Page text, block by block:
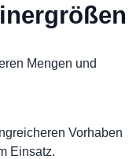
Mengen und
Vorhaben
Einsatz.